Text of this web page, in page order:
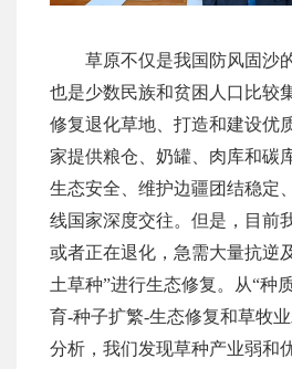
草原不仅是我国防风固沙
也是少数民族和贫困人口比较
修复退化草地、打造和建设优
家提供粮仓、奶罐、肉库和碳
生态安全、维护边疆团结稳定
线国家深度交往。但是，目前
或者正在退化，急需大量抗逆
土草种”进行生态修复。从“种
育-种子扩繁-生态修复和草牧
分析，我们发现草种产业弱和